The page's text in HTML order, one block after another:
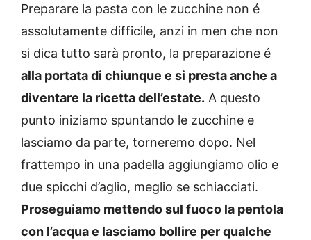
Preparare la pasta con le zucchine non é
assolutamente difficile, anzi in men che non
si dica tutto sarà pronto, la preparazione é
alla portata di chiunque e si presta anche a
diventare la ricetta dell’estate. A questo
punto iniziamo spuntando le zucchine e
lasciamo da parte, torneremo dopo. Nel
frattempo in una padella aggiungiamo olio e
due spicchi d’aglio, meglio se schiacciati.
Proseguiamo mettendo sul fuoco la pentola
con l’acqua e lasciamo bollire per qualche